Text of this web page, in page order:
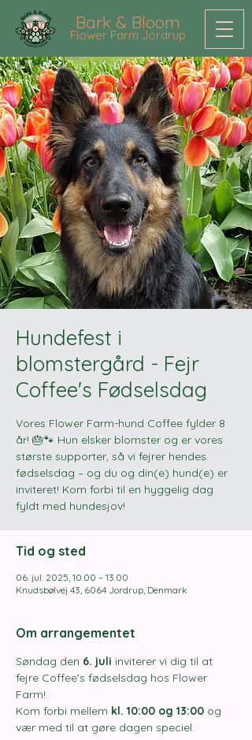
Bark & Bloom
Flower Farm Jordrup
Hundefest i
blomstergård - Fejr
Coffee's Fødselsdag
Vores Flower Farm-hund Coffee fylder 8
år! 🎂🐾 Hun elsker blomster og er vores
største supporter, så vi fejrer hendes
fødselsdag – og du og din(e) hund(e) er
inviteret! Kom forbi til en hyggelig dag
fyldt med hundesjov!
Tid og sted
06. jul. 2025, 10.00 – 13.00
Knudsbølvej 43, 6064 Jordrup, Denmark
Om arrangementet
Søndag den 6. juli inviterer vi dig til at
fejre Coffee’s fødselsdag hos Flower
Farm!
Kom forbi mellem kl. 10:00 og 13:00 og
vær med til at gøre dagen speciel.